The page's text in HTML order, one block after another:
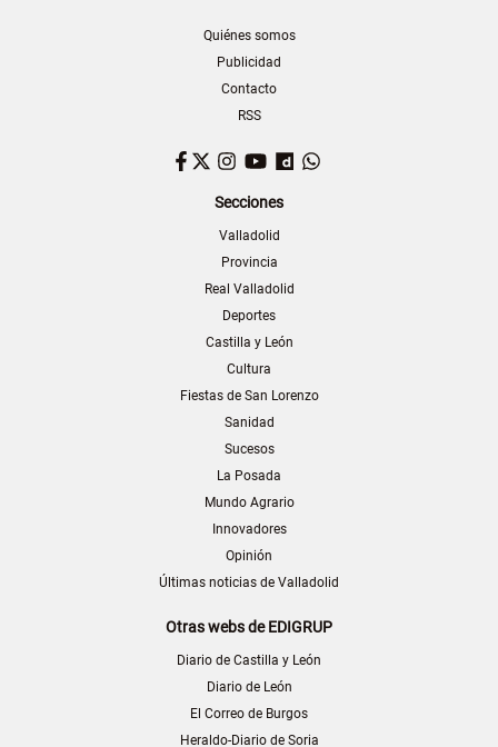
Quiénes somos
Publicidad
Contacto
RSS
Facebook
TwitterInstagram
YouTubeDailymotion
Secciones
Valladolid
Provincia
Real Valladolid
Deportes
Castilla y León
Cultura
Fiestas de San Lorenzo
Sanidad
Sucesos
La Posada
Mundo Agrario
Innovadores
Opinión
Últimas noticias de Valladolid
Otras webs de EDIGRUP
Diario de Castilla y León
Diario de León
El Correo de Burgos
Heraldo-Diario de Soria